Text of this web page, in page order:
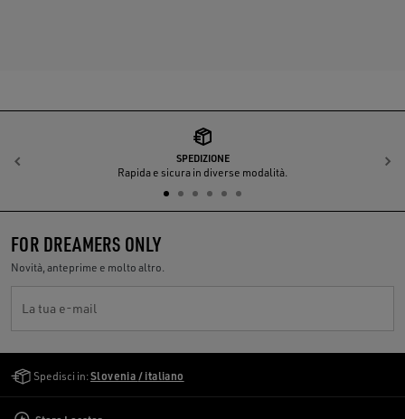
SPEDIZIONE
Rapida e sicura in diverse modalità.
Indietro
FOR DREAMERS ONLY
Novità, anteprime e molto altro.
La tua e-mail
Spedisci in: Slovenia / italiano